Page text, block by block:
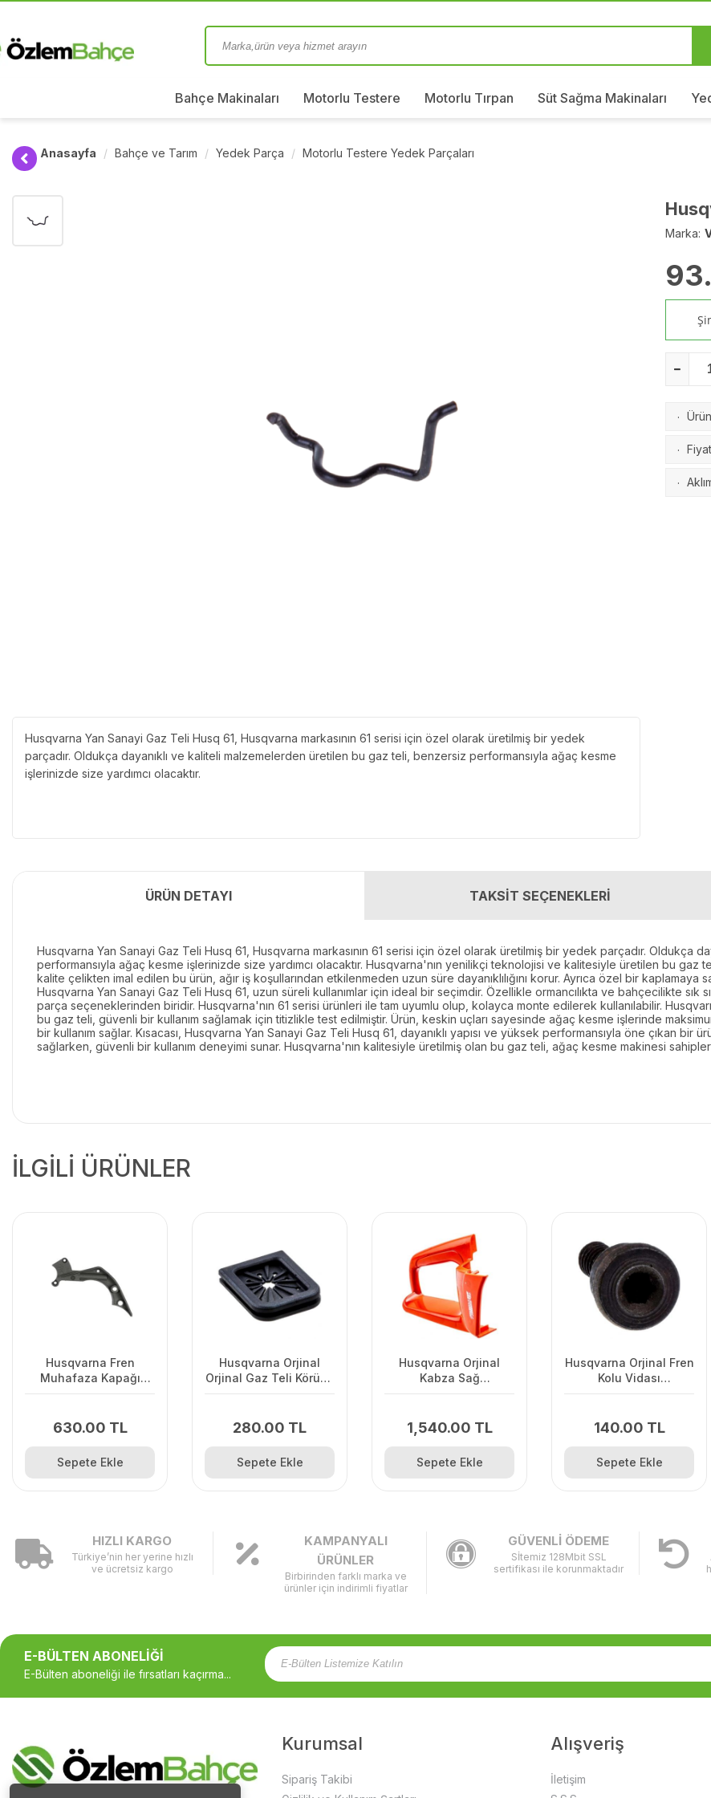
Bahçe Makinaları Motorlu Testere Motorlu Tırpan Süt Sağma Makinaları
Anasayfa Bahçe ve Tarım Yedek Parça Motorlu Testere Yedek Parçaları
Husqvarna Yan Sanayi Gaz Teli Husq 61, Husqvarna markasının 61 serisi için özel olarak üretilmiş bir yedek
parçadır. Oldukça dayanıklı ve kaliteli malzemelerden üretilen bu gaz teli, benzersiz performansıyla ağaç kesme
işlerinizde size yardımcı olacaktır.
Marka:
·
·
·
ÜRÜN DETAYI TAKSİT SEÇENEKLERİ
Husqvarna Yan Sanayi Gaz Teli Husq 61, Husqvarna markasının 61 serisi için özel olarak üretilmiş bir yedek parçadır. Oldukça
performansıyla ağaç kesme işlerinizde size yardımcı olacaktır. Husqvarna'nın yenilikçi teknolojisi ve kalitesiyle üretilen bu gaz
kalite çelikten imal edilen bu ürün, ağır iş koşullarından etkilenmeden uzun süre dayanıklılığını korur. Ayrıca özel bir
Husqvarna Yan Sanayi Gaz Teli Husq 61, uzun süreli kullanımlar için ideal bir seçimdir. Özellikle ormancılıkta ve bahçecilikte sık
parça seçeneklerinden biridir. Husqvarna'nın 61 serisi ürünleri ile tam uyumlu olup, kolayca monte edilerek kullanılabilir.
bu gaz teli, güvenli bir kullanım sağlamak için titizlikle test edilmiştir. Ürün, keskin uçları sayesinde ağaç kesme işlerinde
bir kullanım sağlar. Kısacası, Husqvarna Yan Sanayi Gaz Teli Husq 61, dayanıklı yapısı ve yüksek performansıyla öne çıkan bir
sağlarken, güvenli bir kullanım deneyimi sunar. Husqvarna'nın kalitesiyle üretilmiş olan bu gaz teli, ağaç kesme makinesi
İLGİLİ ÜRÜNLER
Husqvarna Fren
Muhafaza Kapağı
630.00 TL
Sepete Ekle
Husqvarna Orjinal
Orjinal Gaz Teli Körüğü
280.00 TL
Sepete Ekle
Husqvarna Orjinal
Kabza Sağ
1,540.00 TL
Sepete Ekle
Husqvarna Orjinal Fren
Kolu Vidası
140.00 TL
Sepete Ekle
HIZLI KARGO
Türkiye’nin her yerine hızlı
ve ücretsiz kargo
KAMPANYALI
ÜRÜNLER
Birbirinden farklı marka ve
ürünler için indirimli fiyatlar
GÜVENLİ ÖDEME
Sİtemiz 128Mbit SSL
sertifikası ile korunmaktadır
E-BÜLTEN ABONELİĞİ
E-Bülten aboneliği ile fırsatları kaçırma...
Kurumsal
Sipariş Takibi
Alışveriş
İletişim